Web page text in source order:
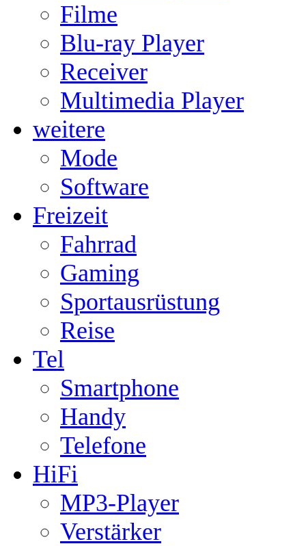
Filme
Blu-ray Player
Receiver
Multimedia Player
weitere
Mode
Software
Freizeit
Fahrrad
Gaming
Sportausrüstung
Reise
Tel
Smartphone
Handy
Telefone
HiFi
MP3-Player
Verstärker